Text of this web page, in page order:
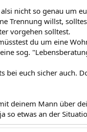
nicht so genau um
Trennung willst,
vorgehen solltest.
du um eine
sog.
bei euch sicher auch.
deinem Mann über
so etwas an der